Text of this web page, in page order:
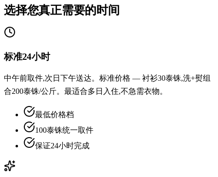
选择您真正需要的时间
标准24小时
中午前取件,次日下午送达。标准价格 — 衬衫30泰铢,洗+熨组
合200泰铢/公斤。最适合多日入住,不急需衣物。
最低价格档
100泰铢统一取件
保证24小时完成